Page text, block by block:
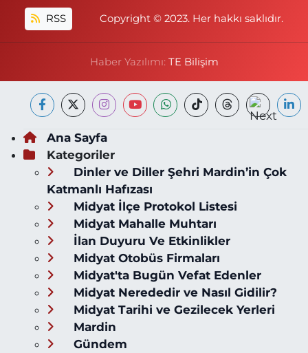
RSS Copyright © 2023. Her hakkı saklıdır.
Haber Yazılımı: TE Bilişim
Ana Sayfa
Kategoriler
Dinler ve Diller Şehri Mardin’in Çok
Katmanlı Hafızası
Midyat İlçe Protokol Listesi
Midyat Mahalle Muhtarı
İlan Duyuru Ve Etkinlikler
Midyat Otobüs Firmaları
Midyat'ta Bugün Vefat Edenler
Midyat Nerededir ve Nasıl Gidilir?
Midyat Tarihi ve Gezilecek Yerleri
Mardin
Gündem